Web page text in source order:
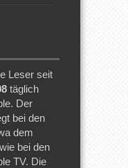
Leser seit
täglich
Der
bei den
dem
bei den
TV. Die